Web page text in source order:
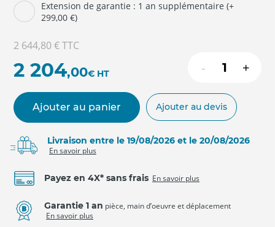
Extension de garantie : 1 an supplémentaire (+
299,00 €)
2 644,80 €TTC
2 204,00€ HT - +
Ajouter au panier Ajouter au devis
Livraison entre le 19/08/2026 et le 20/08/2026
En savoir plus
Payez en 4X* sans frais En savoir plus
Garantie 1 an pièce, main d’oeuvre et déplacement
En savoir plus